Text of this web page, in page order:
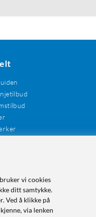
vi cookies
ditt samtykke.
Ved å klikke på
via lenken